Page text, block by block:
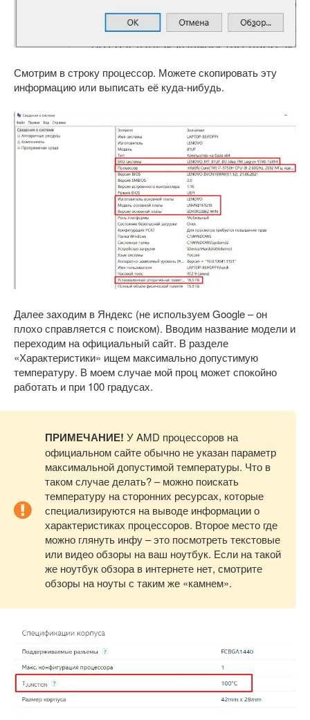
Смотрим в строку процессор. Можете скопировать эту
информацию или выписать её куда-нибудь.
Далее заходим в Яндекс (не используем Google – он
плохо справляется с поиском). Вводим название модели и
переходим на официальный сайт. В разделе
«Характеристики» ищем максимально допустимую
температуру. В моем случае мой проц может спокойно
работать и при 100 градусах.
ПРИМЕЧАНИЕ! У AMD процессоров на
официальном сайте обычно не указан параметр
максимальной допустимой температуры. Что в
таком случае делать? – можно поискать
температуру на сторонних ресурсах, которые
специализируются на выводе информации о
характеристиках процессоров. Второе место где
можно глянуть инфу – это посмотреть текстовые
или видео обзоры на ваш ноутбук. Если на такой
же ноутбук обзора в интернете нет, смотрите
обзоры на ноуты с таким же «камнем».